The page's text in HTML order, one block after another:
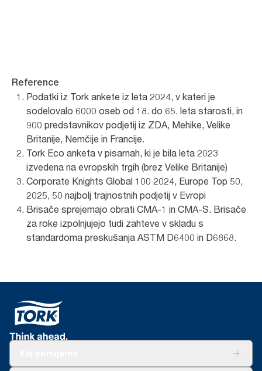
Reference
Podatki iz Tork ankete iz leta 2024, v kateri je
sodelovalo 6000 oseb od 18. do 65. leta starosti, in
900 predstavnikov podjetij iz ZDA, Mehike, Velike
Britanije, Nemčije in Francije.
Tork Eco anketa v pisarnah, ki je bila leta 2023
izvedena na evropskih trgih (brez Velike Britanije)
Corporate Knights Global 100 2024, Europe Top 50,
2025, 50 najbolj trajnostnih podjetij v Evropi
Brisače sprejemajo obrati CMA-1 in CMA-S. Brisače
za roke izpolnjujejo tudi zahteve v skladu s
standardoma preskušanja ASTM D6400 in D6868.